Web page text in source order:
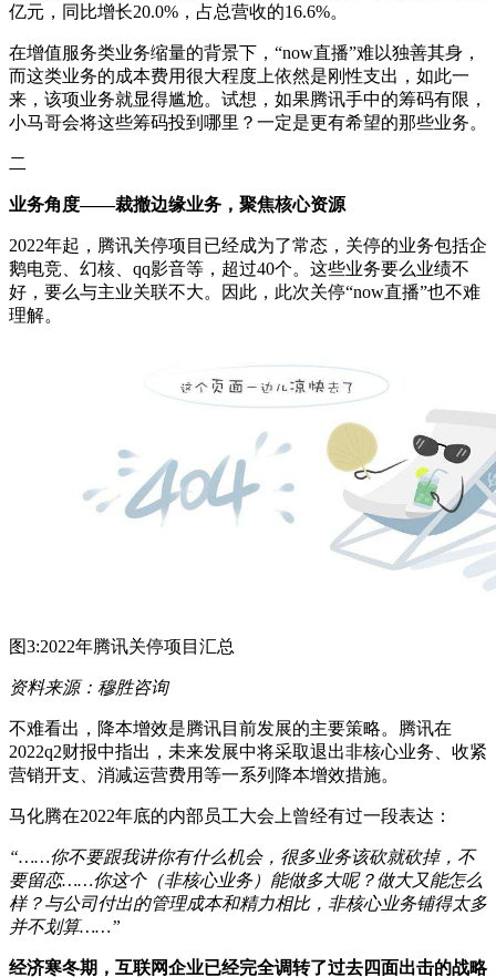
亿元，同比增长20.0%，占总营收的16.6%。
在增值服务类业务缩量的背景下，“now直播”难以独善其身，
而这类业务的成本费用很大程度上依然是刚性支出，如此一
来，该项业务就显得尴尬。试想，如果腾讯手中的筹码有限，
小马哥会将这些筹码投到哪里？一定是更有希望的那些业务。
二
业务角度——裁撤边缘业务，聚焦核心资源
2022年起，腾讯关停项目已经成为了常态，关停的业务包括企
鹅电竞、幻核、qq影音等，超过40个。这些业务要么业绩不
好，要么与主业关联不大。因此，此次关停“now直播”也不难
理解。
图3:2022年腾讯关停项目汇总
资料来源：穆胜咨询
不难看出，降本增效是腾讯目前发展的主要策略。腾讯在
2022q2财报中指出，未来发展中将采取退出非核心业务、收紧
营销开支、消减运营费用等一系列降本增效措施。
马化腾在2022年底的内部员工大会上曾经有过一段表达：
“……你不要跟我讲你有什么机会，很多业务该砍就砍掉，不
要留恋……你这个（非核心业务）能做多大呢？做大又能怎么
样？与公司付出的管理成本和精力相比，非核心业务铺得太多
并不划算……”
经济寒冬期，互联网企业已经完全调转了过去四面出击的战略